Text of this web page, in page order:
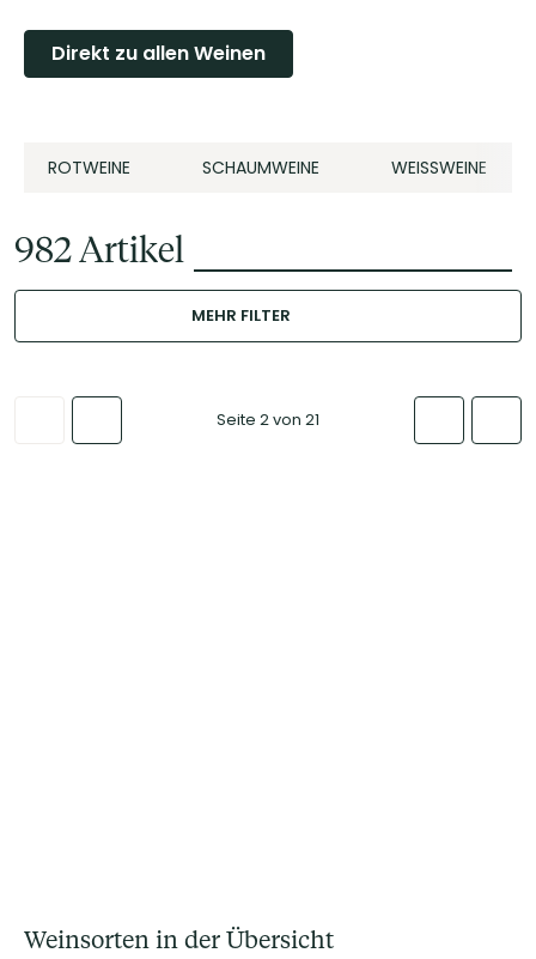
Direkt zu allen Weinen
ROTWEINE SCHAUMWEINE WEISSWEINE
982Artikel
MEHR FILTER
Seite 2 von 21
Weinsorten in der Übersicht